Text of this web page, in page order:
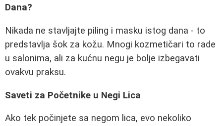
Dana?
Nikada ne stavljajte piling i masku istog dana - to
predstavlja šok za kožu. Mnogi kozmetičari to rade
u salonima, ali za kućnu negu je bolje izbegavati
ovakvu praksu.
Saveti za Početnike u Negi Lica
Ako tek počinjete sa negom lica, evo nekoliko